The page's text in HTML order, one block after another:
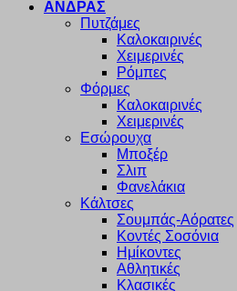
ΑΝΔΡΑΣ
Πυτζάμες
Καλοκαιρινές
Χειμερινές
Ρόμπες
Φόρμες
Καλοκαιρινές
Χειμερινές
Εσώρουχα
Μποξέρ
Σλιπ
Φανελάκια
Κάλτσες
Σουμπάς-Αόρατες
Κοντές Σοσόνια
Ημίκοντες
Αθλητικές
Κλασικές